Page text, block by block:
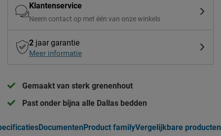
Klantenservice
Neem contact op met één van onze winkels
2 jaar garantie
Meer informatie
Gemaakt van sterk grenenhout
Past onder bijna alle Dallas bedden
DocumentenProduct familyVergelijkbare producten